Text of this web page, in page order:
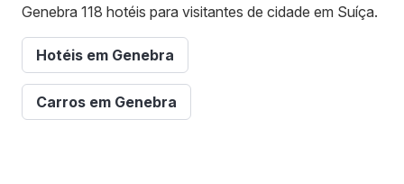
Genebra 118 hotéis para visitantes de cidade em Suíça.
Hotéis em Genebra
Carros em Genebra